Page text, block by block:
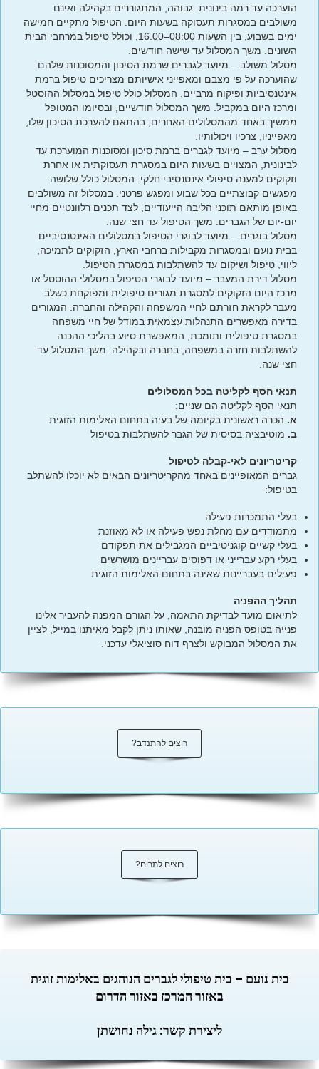
הוערכה עד רמה בינונית–גבוהה, המתגוררים בקהילה ואינם
משולבים במסגרות תעסוקה בשעות היום. הטיפול מתקיים חמישה
ימים בשבוע, בין השעות 08:00–16.00, וכולל טיפול במרחבי הבית
השונים. משך המסלול עד שישה חודשים.
מסלול משולב – מיועד לגברים שרמת הסיכון והמסוכנות שלהם
שהוערכה על פי מצבם ומאפייני אישיותם מצריכים טיפול ברמת
אינטנסיביות ופיקוח מרביים. המסלול כולל טיפול במסלול ההוסטל
ומרכז היום במקביל. משך המסלול חודשיים, ובסיומו המטופל
ממשיך באחד מהמסלולים האחרים, בהתאם להערכת הסיכון שלו,
מאפייניו, צרכיו ויכולותיו.
מסלול ערב – מיועד לגברים ברמת סיכון ומסוכנות המוערכת עד
לבינונית, המצויים בשעות היום במסגרת תעסוקתית או אחרת
וזקוקים למענה טיפולי אינטנסיבי חלקי. המסלול כולל שלושה
מפגשים קבוצתיים בכל שבוע ומפגש פרטני. במסלול זה משולבים
באופן מותאם תוכני הליבה הייעודיים, לצד תכנים רלוונטיים מחיי
יום-יום של הגברים. משך הטיפול עד חצי שנה.
מסלול בוגרים – מיועד לבוגרי הטיפול במסלולים האינטנסיביים
בבית נועם ובמסגרות מקבילות ברחבי הארץ, הזקוקים לתמיכה,
ליווי, טיפול ושיקום עד להשתלבות במסגרת הטיפול.
מסלול דירת המעבר – מיועד לבוגרי הטיפול במסלולי ההוסטל או
מרכז היום הזקוקים למסגרת מגורים טיפולית ומפוקחת כשלב
מעבר לקראת חזרתם לחיי המשפחה והקהילה והחברה. המגורים
בדירה מאפשרים התנהלות עצמאית במודל של חיי משפחה
במסגרת טיפולית ותומכת, המאפשרת סיוע בהליכי ההכנה
להשתלבות חזרה במשפחה, בחברה ובקהילה. משך המסלול עד
חצי שנה.
תנאי הסף לקליטה בכל המסלולים
תנאי הסף לקליטה הם שניים:
א. הכרה ראשונית בקיומה של בעיה בתחום האלימות הזוגית
ב. מוטיבציה בסיסית של הגבר להשתלבות בטיפול
קריטריונים לאי-קבלה לטיפול
גברים המאופיינים באחד מהקריטריונים הבאים לא יוכלו להשתלב
בטיפול:
בעלי התמכרות פעילה
מתמודדים עם מחלת נפש פעילה או לא מאוזנת
בעלי קשיים קוגניטיביים המגבילים את תפקודם
בעלי רקע עברייני או דפוסים עבריינים מושרשים
פעילים בעבריינות שאינה בתחום האלימות הזוגית
תהליך ההפניה
לתיאום מועד לבדיקת התאמה, על הגורם המפנה להעביר אלינו
פנייה בטופס הפניה מובנה, שאותו ניתן לקבל מאיתנו במייל, לציין
את המסלול המבוקש ולצרף דוח סוציאלי עדכני.
רוצים להתנדב?
רוצים לתרום?
בית נועם – בית טיפולי לגברים הנוהגים באלימות זוגית
באזור המרכז באזור הדרום
ליצירת קשר: גילה נחושתן